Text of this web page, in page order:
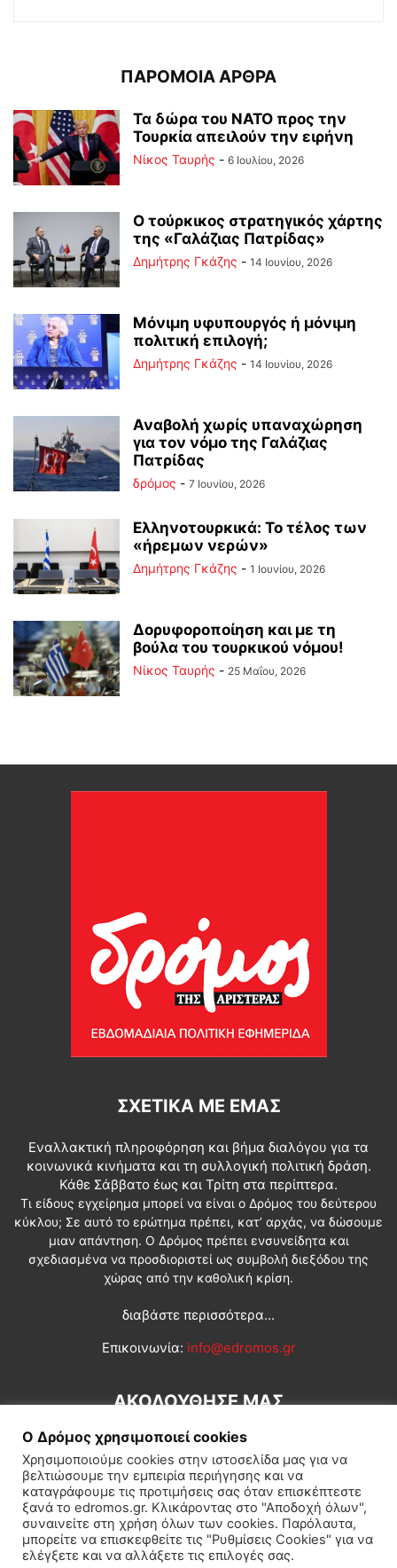
ΠΑΡΟΜΟΙΑ ΑΡΘΡΑ
Τα δώρα του ΝΑΤΟ προς την
Τουρκία απειλούν την ειρήνη
Νίκος Ταυρής - 6 Ιουλίου, 2026
Ο τούρκικος στρατηγικός χάρτης
της «Γαλάζιας Πατρίδας»
Δημήτρης Γκάζης - 14 Ιουνίου, 2026
Μόνιμη υφυπουργός ή μόνιμη
πολιτική επιλογή;
Δημήτρης Γκάζης - 14 Ιουνίου, 2026
Αναβολή χωρίς υπαναχώρηση
για τον νόμο της Γαλάζιας
Πατρίδας
δρόμος - 7 Ιουνίου, 2026
Ελληνοτουρκικά: Το τέλος των
«ήρεμων νερών»
Δημήτρης Γκάζης - 1 Ιουνίου, 2026
Δορυφοροποίηση και με τη
βούλα του τουρκικού νόμου!
Νίκος Ταυρής - 25 Μαΐου, 2026
ΣΧΕΤΙΚΆ ΜΕ ΕΜΆΣ
Εναλλακτική πληροφόρηση και βήμα διαλόγου για τα
κοινωνικά κινήματα και τη συλλογική πολιτική δράση.
Κάθε Σάββατο έως και Τρίτη στα περίπτερα.
Τι είδους εγχείρημα μπορεί να είναι ο Δρόμος του δεύτερου
κύκλου; Σε αυτό το ερώτημα πρέπει, κατ’ αρχάς, να δώσουμε
μιαν απάντηση. Ο Δρόμος πρέπει ενσυνείδητα και
σχεδιασμένα να προσδιοριστεί ως συμβολή διεξόδου της
χώρας από την καθολική κρίση.
διαβάστε περισσότερα...
Επικοινωνία: info@edromos.gr
ΑΚΟΛΟΥΘΗΣΕ ΜΑΣ
Εγγραφή συνδρομητή Πολιτική Διεθνή Κοινωνία
Πολιτισμός Αφιερώματα
Ο Δρόμος χρησιμοποιεί cookies
Χρησιμοποιούμε cookies στην ιστοσελίδα μας για να
βελτιώσουμε την εμπειρία περιήγησης και να
καταγράφουμε τις προτιμήσεις σας όταν επισκέπτεστε
ξανά το edromos.gr. Κλικάροντας στο "Αποδοχή όλων",
συναινείτε στη χρήση όλων των cookies. Παρόλαυτα,
μπορείτε να επισκεφθείτε τις "Ρυθμίσεις Cookies" για να
ελέγξετε και να αλλάξετε τις επιλογές σας.